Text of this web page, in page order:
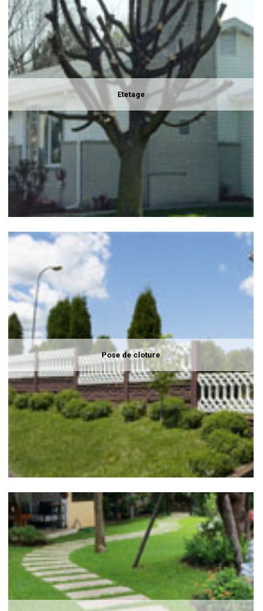
Etetage
Pose de cloture